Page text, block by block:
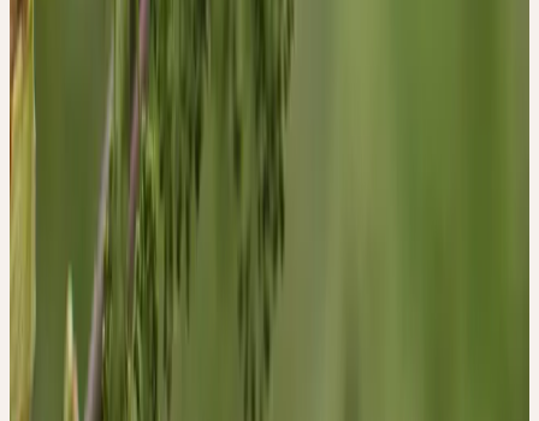
IPhase
Psychologische Signatur
DER SEELISCHE FREIRAUM UND DIE
IDENTITÄT
R. & H. Kalbermatten — «Psyche des Menschen und Signatur der
Heilpflanzen»
Herstellung
CERES-MÖRSERVERFAHREN —
SCHONEND, KALT,
VOLLSTÄNDIG.